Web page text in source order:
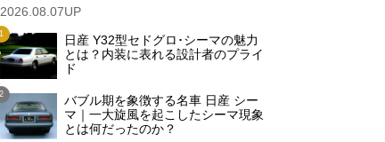
2026.08.07UP
日産 Y32型セドグロ･シーマの魅力
とは？内装に表れる設計者のプライ
ド
バブル期を象徴する名車 日産 シー
マ｜一大旋風を起こしたシーマ現象
とは何だったのか？